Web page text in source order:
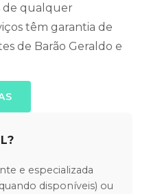
de qualquer
têm garantia de
de Barão Geraldo e
e especializada
disponíveis) ou